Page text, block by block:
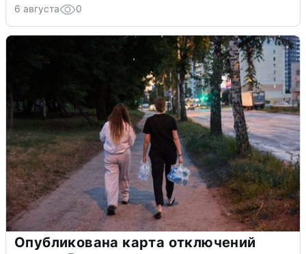
6 августа 0
Опубликована карта отключений